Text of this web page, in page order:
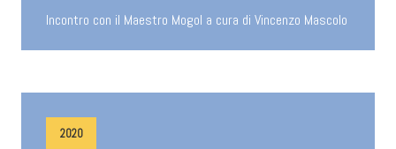
Incontro con il Maestro Mogol a cura di Vincenzo Mascolo
2020